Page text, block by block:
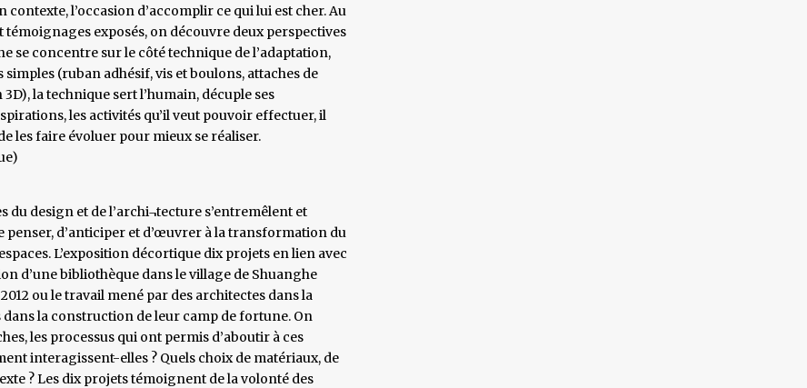
l’occasion d’accomplir ce qui lui est cher. Au
exposés, on découvre deux perspectives
se concentre sur le côté technique de l’adaptation,
(ruban adhésif, vis et boulons, attaches de
la technique sert l’humain, décuple ses
les activités qu’il veut pouvoir effectuer, il
les faire évoluer pour mieux se réaliser.
design et de l’archi¬tecture s’entremêlent et
d’anticiper et d’œuvrer à la transformation du
L’exposition décortique dix projets en lien avec
d’une bibliothèque dans le village de Shuanghe
ou le travail mené par des architectes dans la
la construction de leur camp de fortune. On
les processus qui ont permis d’aboutir à ces
interagissent-elles ? Quels choix de matériaux, de
? Les dix projets témoignent de la volonté des